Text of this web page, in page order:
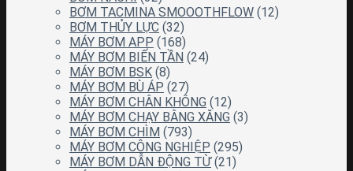
BƠM TACMINA SMOOOTHFLOW (12)
BƠM THỦY LỰC (32)
MÁY BƠM APP (168)
MÁY BƠM BIẾN TẦN (24)
MÁY BƠM BSK (8)
MÁY BƠM BÙ ÁP (27)
MÁY BƠM CHÂN KHÔNG (12)
MÁY BƠM CHẠY BẰNG XĂNG (3)
MÁY BƠM CHÌM (793)
MÁY BƠM CÔNG NGHIỆP (295)
MÁY BƠM DẪN ĐỘNG TỪ (21)